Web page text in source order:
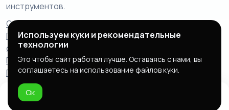
инструментов.
Отказ от ответственности
Правила сервиса
Политика конфиденциальности
Пользовательское
соглашение
Запрещенные товары/услуги
Правообладателям
Партнерская программа
Политика cookie
Используем куки и рекомендательные
технологии
Это чтобы сайт работал лучше. Оставаясь с нами, вы
соглашаетесь на использование файлов куки.
Ок